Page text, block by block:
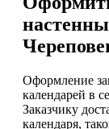
Оформление
календарей в
Заказчику
календаря,